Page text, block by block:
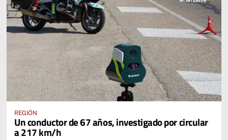
REGIÓN
Un conductor de 67 años, investigado por circular
a 217 km/h